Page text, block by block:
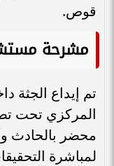
قوص.
مشرحة
تم إيداع
المركزي تحت
محضر بالحادث
لمباشرة